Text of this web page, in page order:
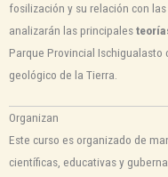
fosilización y su relación con
analizarán las principales
Parque Provincial
geológico de la Tierra.
Organizan
Este curso es organizado de
científicas, educativas y